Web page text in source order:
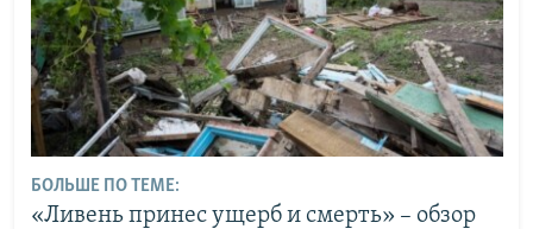
БОЛЬШЕ ПО ТЕМЕ:
«Ливень принес ущерб и смерть» – обзор